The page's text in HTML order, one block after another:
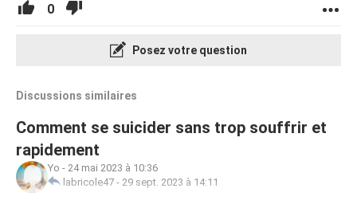
0
Posez votre question
Discussions similaires
Comment se suicider sans trop souffrir et
rapidement
Yo - 24 mai 2023 à 10:36
labricole47 - 29 sept. 2023 à 14:11